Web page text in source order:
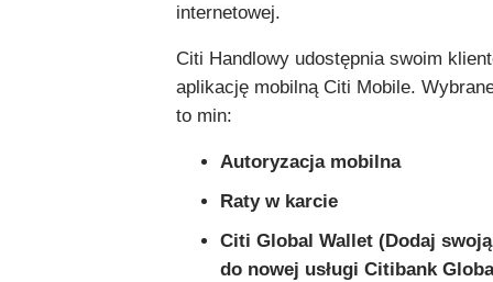
internetowej.
Citi Handlowy udostępnia swoim
aplikację mobilną Citi Mobile.
to min:
Autoryzacja mobilna
Raty w karcie
Citi Global Wallet (Dodaj
do nowej usługi Citibank